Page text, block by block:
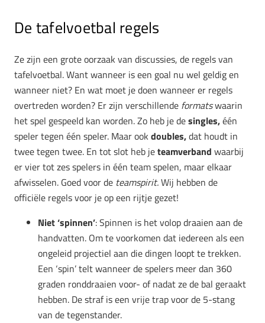
De tafelvoetbal regels
Ze zijn een grote oorzaak van discussies, de regels van
tafelvoetbal. Want wanneer is een goal nu wel geldig en
wanneer niet? En wat moet je doen wanneer er regels
overtreden worden? Er zijn verschillende formatswaarin
het spel gespeeld kan worden. Zo heb je desingles,één
speler tegen één speler. Maar ook doubles,dat houdt in
twee tegen twee. En tot slot heb jeteamverband waarbij
er vier tot zes spelers in één team spelen, maar elkaar
afwisselen. Goed voor de teamspirit.Wij hebben de
officiële regels voor je op een rijtje gezet!
Niet ‘spinnen’: Spinnen is het volop draaien aan de
handvatten. Om te voorkomen dat iedereen als een
ongeleid projectiel aan die dingen loopt te trekken.
Een ‘spin’ telt wanneer de spelers meer dan 360
graden ronddraaien voor- of nadat ze de bal geraakt
hebben. De straf is een vrije trap voor de 5-stang
van de tegenstander.